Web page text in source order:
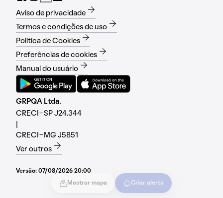
Mostrar mapa Criar alerta
Aviso de privacidade
Termos e condições de uso
Política de Cookies
Preferências de cookies
Manual do usuário
GRPQA Ltda.
CRECI-SP J24.344
CRECI-MG J5851
Ver outros
Versão: 07/08/2026 20:00